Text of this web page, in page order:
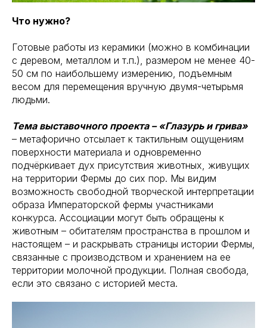
Что нужно?
Готовые работы из керамики (можно в комбинации
с деревом, металлом и т.п.), размером не менее 40-
50 см по наибольшему измерению, подъемным
весом для перемещения вручную двумя-четырьмя
людьми.
Тема выставочного проекта – «Глазурь и грива»
– метафорично отсылает к тактильным ощущениям
поверхности материала и одновременно
подчёркивает дух присутствия животных, живущих
на территории Фермы до сих пор. Мы видим
возможность свободной творческой интерпретации
образа Императорской фермы участниками
конкурса. Ассоциации могут быть обращены к
животным – обитателям пространства в прошлом и
настоящем – и раскрывать страницы истории Фермы,
связанные с производством и хранением на ее
территории молочной продукции. Полная свобода,
если это связано с историей места.